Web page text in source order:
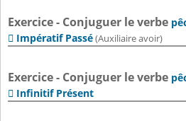
Exercice - Conjuguer le verbe
 Impératif Passé(Auxiliaire avoir)
Exercice - Conjuguer le verbe
 Infinitif Présent